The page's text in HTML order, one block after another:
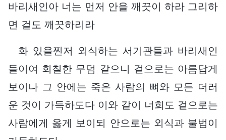
바리새인아 너는 먼저 안을 깨끗이 하라 그리하
면 겉도 깨끗하리라
화 있을찐저 외식하는 서기관들과 바리새인
들이여 회칠한 무덤 같으니 겉으로는 아름답게
보이나 그 안에는 죽은 사람의 뼈와 모든 더러
운 것이 가득하도다 이와 같이 너희도 겉으로는
사람에게 옳게 보이되 안으로는 외식과 불법이